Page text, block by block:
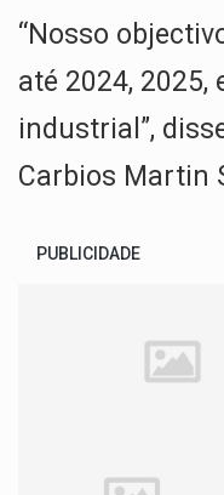
“Nosso
até 2024, 2025,
industrial”,
Carbios Martin
PUBLICIDADE